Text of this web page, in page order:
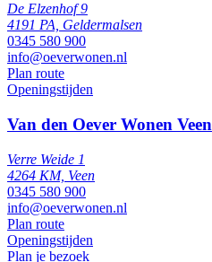
De Elzenhof 9
4191 PA, Geldermalsen
0345 580 900
info@oeverwonen.nl
Plan route
Openingstijden
Van den Oever Wonen Veen
Verre Weide 1
4264 KM, Veen
0345 580 900
info@oeverwonen.nl
Plan route
Openingstijden
Plan je bezoek